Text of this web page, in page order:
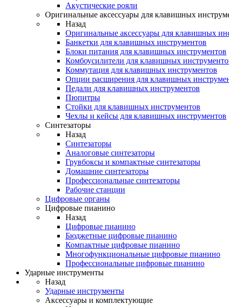
Акустические рояли
Оригинальные аксессуары для клавишных
Назад
Оригинальные аксессуары для клавишных
Банкетки для клавишных инструментов
Блоки питания для клавишных инструментов
Комбоусилители для клавишных
Коммутация для клавишных инструментов
Опции расширения для клавишных
Педали для клавишных инструментов
Пюпитры
Стойки для клавишных инструментов
Чехлы и кейсы для клавишных инструментов
Синтезаторы
Назад
Синтезаторы
Аналоговые синтезаторы
Грувбоксы и компактные синтезаторы
Домашние синтезаторы
Профессиональные синтезаторы
Рабочие станции
Цифровые органы
Цифровые пианино
Назад
Цифровые пианино
Бюджетные цифровые пианино
Компактные цифровые пианино
Многофункциональные цифровые пианино
Профессиональные цифровые пианино
Ударные инструменты
Назад
Ударные инструменты
Аксессуары и комплектующие